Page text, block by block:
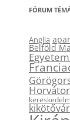
FÓRUM
Anglia
Belföld